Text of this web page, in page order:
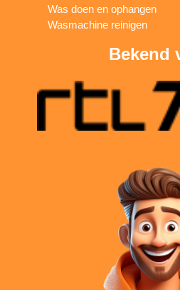
Was doen en ophangen
Wasmachine reinigen
Bekend